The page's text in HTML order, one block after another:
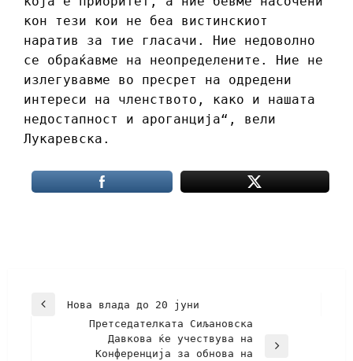
кон тези кои не беа вистинскиот
наратив за тие гласачи. Ние недоволно
се обраќавме на неопределените. Ние не
излегувавме во пресрет на одредени
интереси на членството, како и нашата
недостапност и ароганција“, вели
Лукаревска.
Нова влада до 20 јуни
Претседателката Сиљановска
Давкова ќе учествува на
Конференција за обнова на